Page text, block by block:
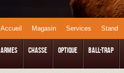
Accueil Magasin Services Stand
ARMES CHASSE Optique Ball-Trap